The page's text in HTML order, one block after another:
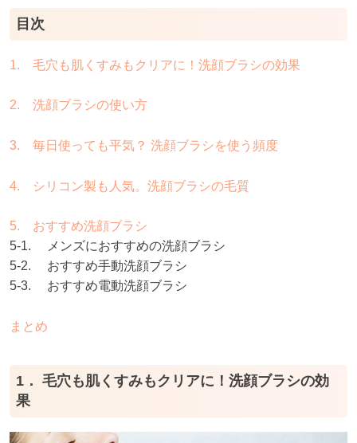
目次
1. 毛穴も肌くすみもクリアに！洗顔ブラシの効果
2. 洗顔ブラシの使い方
3. 毎日使っても平気？ 洗顔ブラシを使う頻度
4. シリコン製も人気。洗顔ブラシの毛質
5. おすすめ洗顔ブラシ
5-1. メンズにおすすめの洗顔ブラシ
5-2. おすすめ手動洗顔ブラシ
5-3. おすすめ電動洗顔ブラシ
まとめ
1． 毛穴も肌くすみもクリアに！洗顔ブラシの効
果